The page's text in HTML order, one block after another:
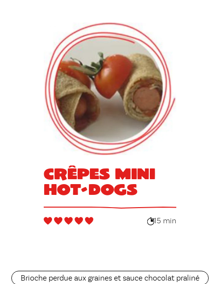
Crêpes mini
hot-dogs
15 min
Brioche perdue aux graines et sauce chocolat praliné